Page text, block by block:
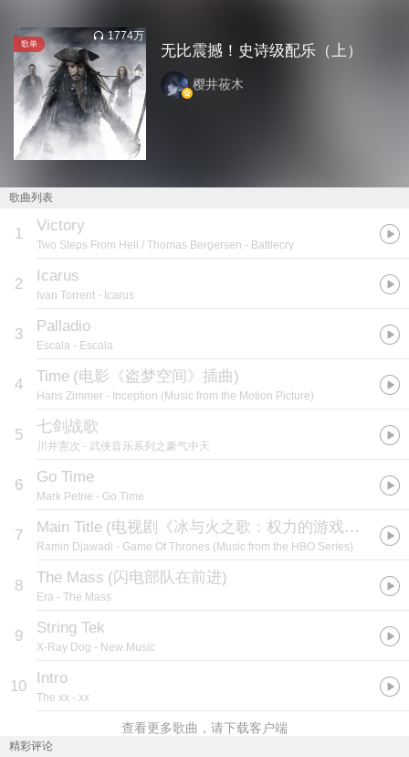
歌单
1774万
无比震撼！史诗级配乐（上）
樱井莜木
歌曲列表
1 Victory
Two Steps From Hell / Thomas Bergersen - Battlecry
2 Icarus
Ivan Torrent - Icarus
3 Palladio
Escala - Escala
4 Time (电影《盗梦空间》插曲)
Hans Zimmer - Inception (Music from the Motion Picture)
5 七剑战歌
川井憲次 - 武侠音乐系列之豪气中天
6 Go Time
Mark Petrie - Go Time
7 Main Title (电视剧《冰与火之歌：权力的游戏》配乐 )
Ramin Djawadi - Game Of Thrones (Music from the HBO Series)
8 The Mass (闪电部队在前进)
Era - The Mass
9 String Tek
X-Ray Dog - New Music
10 Intro
The xx - xx
查看更多歌曲，请下载客户端
精彩评论